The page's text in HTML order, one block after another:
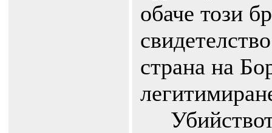
обаче този
страна на